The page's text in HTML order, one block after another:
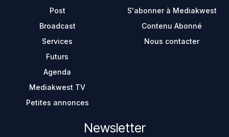
Post
Broadcast
Services
Futurs
Agenda
Mediakwest TV
Petites annonces
S'abonner à Mediakwest
Contenu Abonné
Nous contacter
Newsletter